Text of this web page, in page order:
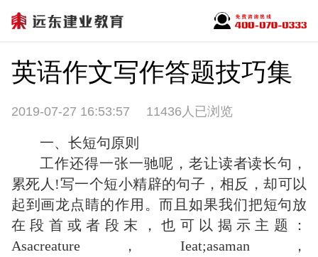
英语作文写作答题技巧集
2019-07-27 16:53:57 11436人已浏览
一、长短句原则
工作还得一张一驰呢，老让读者读长句，
累死人!写一个短小精辟的句子，相反，却可以
起到画龙点睛的作用。而且如果我们把短句放
在段首或者段末，也可以揭示主题：
Asacreature，Ieat;asaman，